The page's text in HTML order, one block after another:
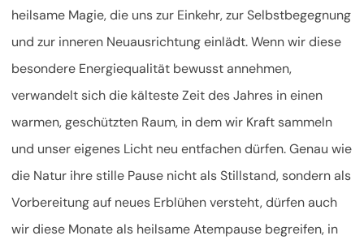
heilsame Magie, die uns zur Einkehr, zur Selbstbegegnung
und zur inneren Neuausrichtung einlädt. Wenn wir diese
besondere Energiequalität bewusst annehmen,
verwandelt sich die kälteste Zeit des Jahres in einen
warmen, geschützten Raum, in dem wir Kraft sammeln
und unser eigenes Licht neu entfachen dürfen. Genau wie
die Natur ihre stille Pause nicht als Stillstand, sondern als
Vorbereitung auf neues Erblühen versteht, dürfen auch
wir diese Monate als heilsame Atempause begreifen, in